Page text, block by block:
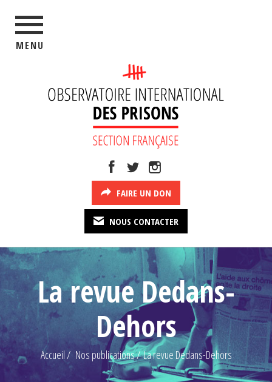
MENU
FAIRE UN DON
NOUS CONTACTER
La revue Dedans-
Dehors
Accueil Nos publications La revue Dedans-Dehors